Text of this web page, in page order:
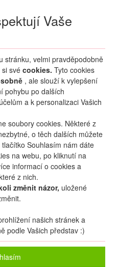
Vaše
stránku, velmi pravděpodobně
své cookies. Tyto cookies
, ale slouží k vylepšení
pohybu po dalších
a k personalizaci Vašich
soubory cookies. Některé z
o těch dalších můžete
Souhlasím nám dáte
na webu, po kliknutí na
informací o cookies a
z nich.
změnit názor, uložené
našich stránek a
podle Vašich představ :)
MojePřihlášení
Od nejdražšího